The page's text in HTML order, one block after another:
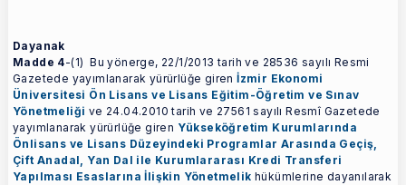
Dayanak
Madde 4-(1) Bu yönerge, 22/1/2013 tarih ve 28536 sayılı Resmi
Gazetede yayımlanarak yürürlüğe giren İzmir Ekonomi
Üniversitesi Ön Lisans ve Lisans Eğitim-Öğretim ve Sınav
Yönetmeliği ve 24.04.2010 tarih ve 27561 sayılı Resmî Gazetede
yayımlanarak yürürlüğe giren Yükseköğretim Kurumlarında
Önlisans ve Lisans Düzeyindeki Programlar Arasında Geçiş,
Çift Anadal, Yan Dal ile Kurumlararası Kredi Transferi
Yapılması Esaslarına İlişkin Yönetmelik hükümlerine dayanılarak